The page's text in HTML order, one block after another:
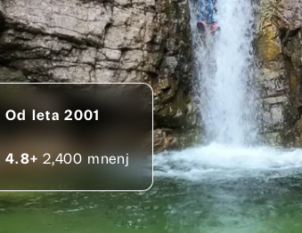
Od leta 2001
4.8+ 2,400 mnenj